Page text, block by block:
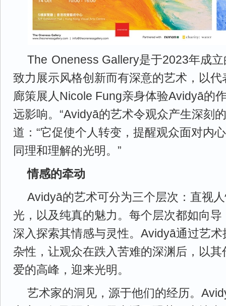
The Oneness Gallery是于2023年成
致力展示风格创新而有深意的艺术，以
廊策展人Nicole Fung亲身体验Avidyā的
远影响。“Avidyā的艺术令观众产生深刻
道：“它促使个人转变，提醒观众面对内
同理和理解的光明。”
情感的牵动
Avidyā的艺术可分为三个层次：直视
光，以及纯真的魅力。每个层次都如向
深入探索其情感与灵性。Avidyā通过艺
杂性，让观众在跌入苦难的深渊后，以
爱的高峰，迎来光明。
艺术家的洞见，源于他们的经历。